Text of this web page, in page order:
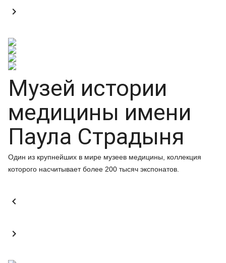

Музей истории
медицины имени
Паула Страдыня
Один из крупнейших в мире музеев медицины, коллекция
которого насчитывает более 200 тысяч экспонатов.

